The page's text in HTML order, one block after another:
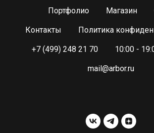
Портфолио Магазин
Контакты Политика
+7 (499) 248 21 70 10:00 -
mail@arbor.ru